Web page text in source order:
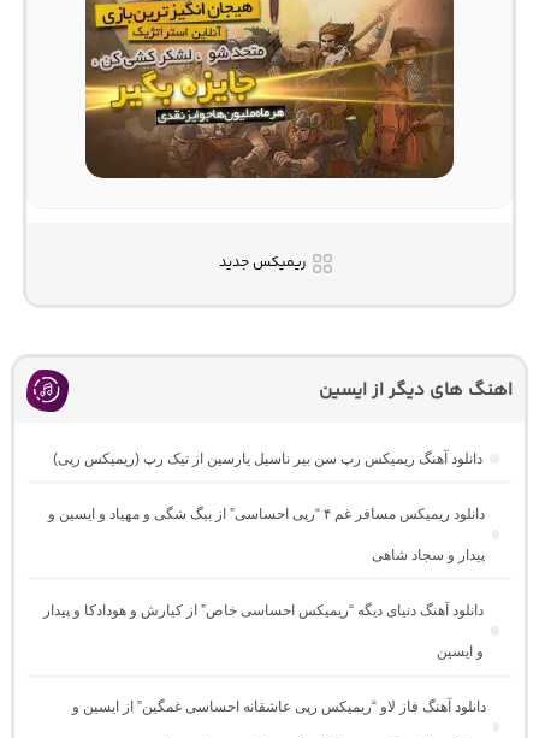
ریمیکس جدید
اهنگ های دیگر از ایسین
دانلود آهنگ ریمیکس رپ سن بیر ناسیل یارسین از تیک رپ (ریمیکس رپی)
دانلود ریمیکس مسافر غم ۴ “رپی احساسی” از بیگ شگی و مهیاد و ایسین و
پیدار و سجاد شاهی
دانلود آهنگ دنیای دیگه “ریمیکس احساسی خاص” از کیارش و هودادکا و پیدار
و ایسین
دانلود آهنگ فاز لاو “ریمیکس رپی عاشقانه احساسی غمگین” از ایسین و